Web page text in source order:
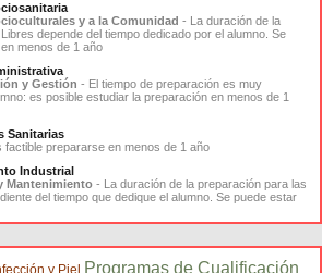
y a la Comunidad - La duración de la
depende del tiempo dedicado por el alumno. Se
menos de 1 año
y Gestión - El tiempo de preparación es muy
es posible estudiar la preparación en menos de 1
Sanitarias
factible prepararse en menos de 1 año
Industrial
Mantenimiento - La duración de la preparación para las
del tiempo que dedique el alumno. Se puede estar
y Piel Programas de Cualificación